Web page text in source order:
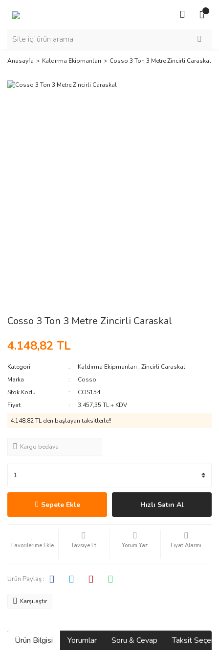
Anasayfa Kaldırma Ekipmanları Cosso 3 Ton 3 Metre Zincirli Caraskal
Cosso 3 Ton 3 Metre Zincirli Caraskal
4.148,82 TL
Kategori Kaldırma Ekipmanları ,Zincirli Caraskal
Marka
Cosso
Stok Kodu
COS154
Fiyat
3.457,35 TL + KDV
4.148,82 TL den başlayan taksitlerle!!
Kargo bedava
Sepete Ekle Hızlı Satın Al
Tavsiye Et Yorum Yaz Fiyat Alarmı
Ürün Paylaş :
Karşılaştır
Ürün Bilgisi Yorumlar Soru & Cevap Taksit